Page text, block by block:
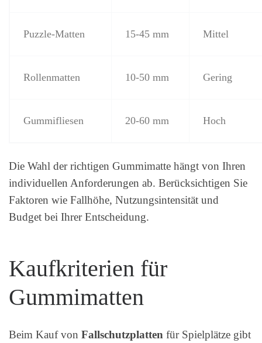
Puzzle-Matten 15-45 mm Mittel
Rollenmatten 10-50 mm Gering
Gummifliesen 20-60 mm Hoch
Die Wahl der richtigen Gummimatte hängt von Ihren
individuellen Anforderungen ab. Berücksichtigen Sie
Faktoren wie Fallhöhe, Nutzungsintensität und
Budget bei Ihrer Entscheidung.
Kaufkriterien für
Gummimatten
Beim Kauf von Fallschutzplatten für Spielplätze gibt